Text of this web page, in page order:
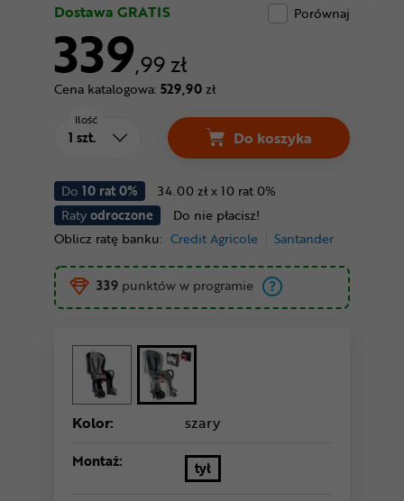
Dostawa GRATIS Porównaj
339,99 zł
Cena katalogowa: 529,90zł
Do 10 rat 0%
34.00 zł x 10 rat 0%
Ratyodroczone
Do nie płacisz!
Oblicz ratę banku: Credit Agricole Santander
Ilość
Do koszyka
339 punktów w programie
Kolor: szary
Montaż: tył